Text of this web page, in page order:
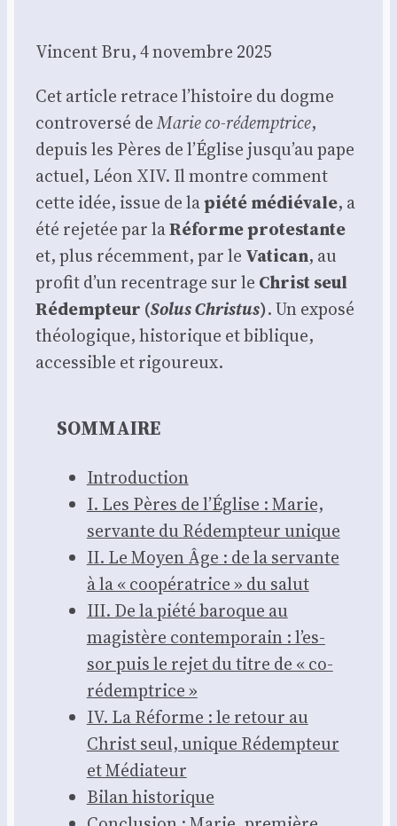
Vincent Bru, 4 novembre 2025
Cet article retrace l’histoire du dogme
contro­ver­sé deMarie co-rédemp­trice,
depuis les Pères de l’Église jusqu’au pape
actuel, Léon XIV. Il montre com­ment
cette idée, issue de lapié­té médié­vale, a
été reje­tée par laRéforme pro­tes­tante
et, plus récem­ment, par le Vati­can, au
pro­fit d’un recen­trage sur le Christ seul
Rédemp­teur (Solus Chris­tus). Un expo­sé
théo­lo­gique, his­to­rique et biblique,
acces­sible et rigou­reux.
SOMMAIRE
Intro­duc­tion
I. Les Pères de l’É­glise : Marie,
ser­vante du Rédemp­teur unique
II. Le Moyen Âge : de la ser­vante
à la « coopé­ra­trice » du salut
III. De la pié­té baroque au
magis­tère contem­po­rain : l’es­
sor puis le rejet du titre de « co-
rédemp­trice »
IV. La Réforme : le retour au
Christ seul, unique Rédemp­teur
et Média­teur
Bilan his­to­rique